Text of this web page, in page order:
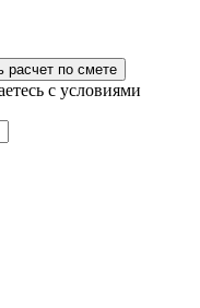
с условиями